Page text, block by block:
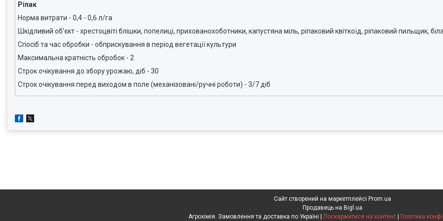
Ріпак
Норма витрати - 0,4 - 0,6 л/га
Шкідливий об'єкт - хрестоцвіті блішки, попелиці, прихованохоботники, капустяна міль, ріпаковий квіткоїд, ріпаковий пильщик,
Спосіб та час обробки - обприскування в період вегетації культури
Максимальна кратність обробок - 2
Строк очікування до збору урожаю, діб - 30
Строк очікування перед виходом в поле (механізовані/ручні роботи) - 3/7 діб
Сайт створений на маркетплейсі Prom.ua
Продавець на Bigl.ua
Поскаржитися на контент Політика